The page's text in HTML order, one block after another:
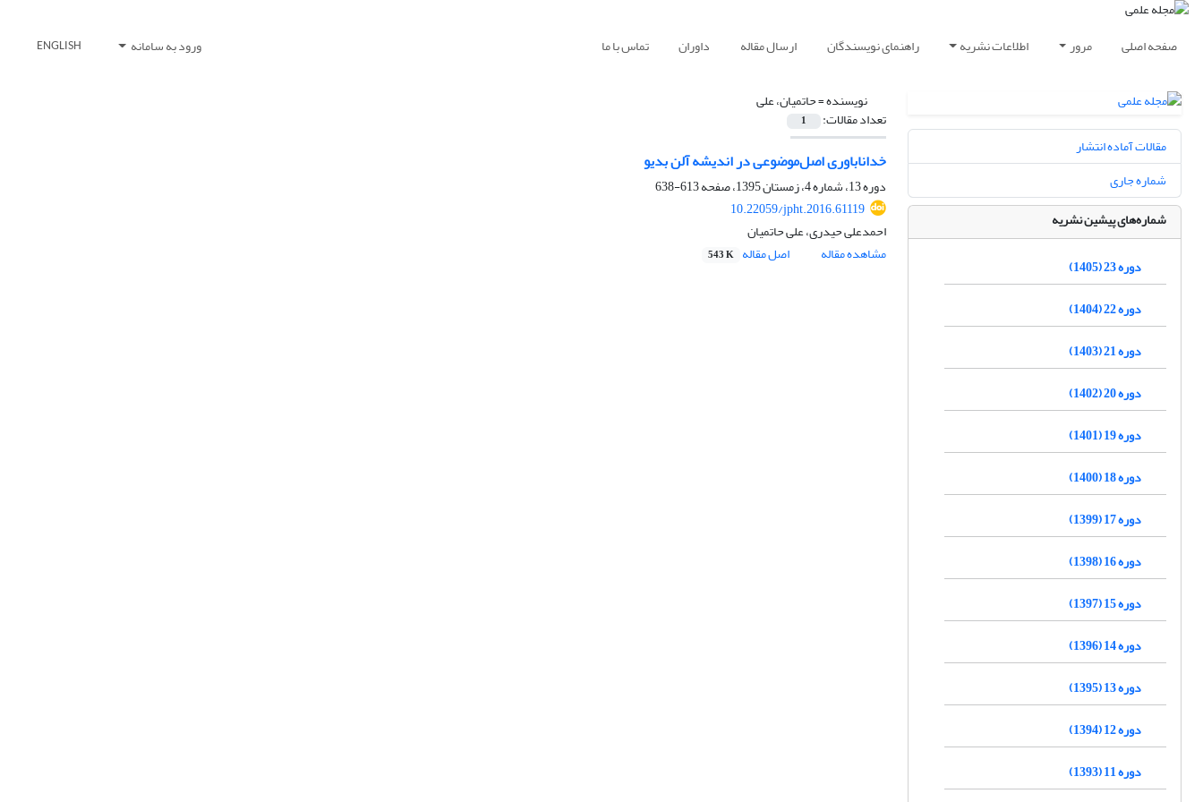
صفحه اصلی مرور اطلاعات نشریه راهنمای نویسندگان ارسال مقاله داوران تماس با ما ورود به سامانه ENGLISH
نویسنده =حاتمیان، علی
تعداد مقالات: 1
خداناباوری اصل‌موضوعی در اندیشه آلن بدیو
دوره 13، شماره 4، زمستان 1395، صفحه
613-638
10.22059/jpht.2016.61119
احمدعلی حیدری، علی حاتمیان
مشاهده مقاله
اصل مقاله 543 K
مقالات آماده انتشار
شماره جاری
شماره‌های پیشین نشریه
دوره 23 (1405)
دوره 22 (1404)
دوره 21 (1403)
دوره 20 (1402)
دوره 19 (1401)
دوره 18 (1400)
دوره 17 (1399)
دوره 16 (1398)
دوره 15 (1397)
دوره 14 (1396)
دوره 13 (1395)
دوره 12 (1394)
دوره 11 (1393)